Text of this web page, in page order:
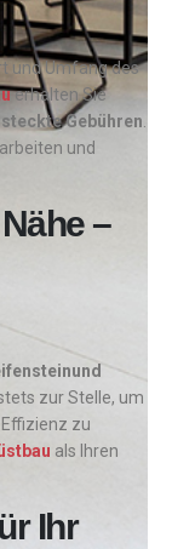
und Umfang des
erhalten Sie
Gebühren
und
–
zur Stelle, um
zu
als Ihren
Ihr